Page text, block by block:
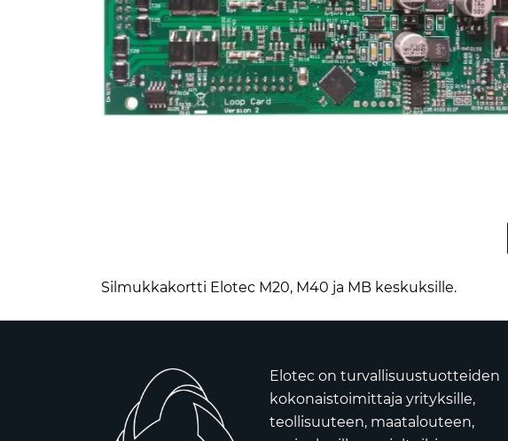
Silmukkakortti Elotec M20, M40 ja MB keskuksille.
Elotec on turvallisuustuotteiden
kokonaistoimittaja yrityksille,
teollisuuteen, maatalouteen,